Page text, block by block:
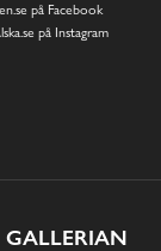
på Facebook
på Instagram
GALLERIAN